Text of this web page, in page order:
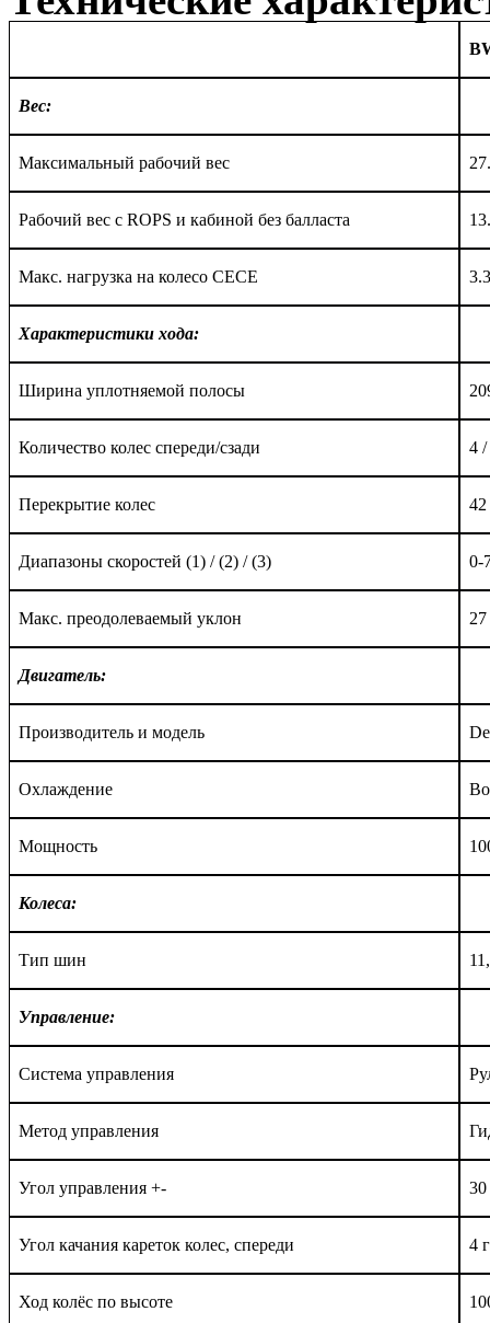
Вес:
Максимальный рабочий вес 27.
Рабочий вес с ROPS и кабиной без балласта 13.
Макс. нагрузка на колесо CECE 3.3
Характеристики хода:
Ширина уплотняемой полосы 20
Количество колес спереди/сзади 4 /
Перекрытие колес
Диапазоны скоростей (1) / (2) / (3) 0-
Макс. преодолеваемый уклон 27
Двигатель:
Производитель и модель
Охлаждение
Мощность
Колеса:
Тип шин
Управление:
Система управления
Метод управления
Угол управления +- 30
Угол качания кареток колес, спереди 4
Ход колёс по высоте